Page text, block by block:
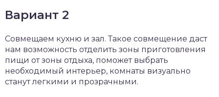
Вариант 2
Совмещаем кухню и зал. Такое совмещение даст
нам возможность отделить зоны приготовления
пищи от зоны отдыха, поможет выбрать
необходимый интерьер, комнаты визуально
станут легкими и прозрачными.